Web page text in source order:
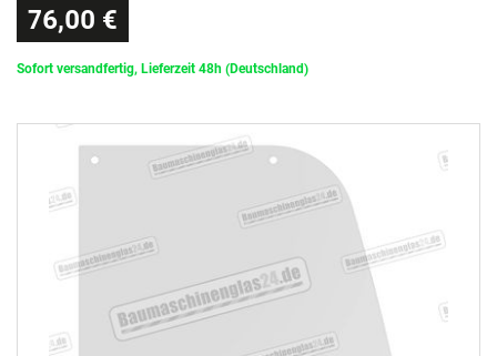
76,00 €
Sofort versandfertig, Lieferzeit 48h (Deutschland)